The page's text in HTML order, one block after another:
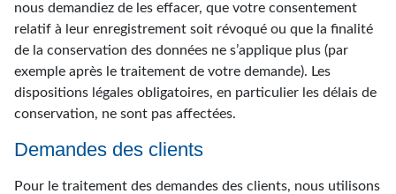
nous demandiez de les effacer, que votre consentement
relatif à leur enregistrement soit révoqué ou que la finalité
de la conservation des données ne s’applique plus (par
exemple après le traitement de votre demande). Les
dispositions légales obligatoires, en particulier les délais de
conservation, ne sont pas affectées.
Demandes des clients
Pour le traitement des demandes des clients, nous utilisons